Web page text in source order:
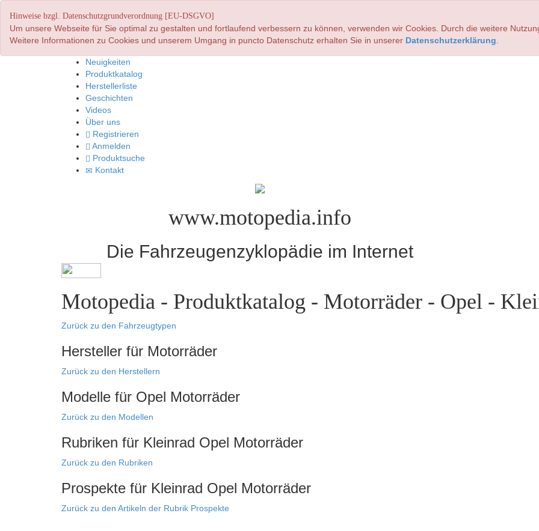
Hinweise bzgl. Datenschutzgrundverordnung [EU-DSGVO]
Um unsere Webseite für Sie optimal zu gestalten und fortlaufend verbessern zu können, verwenden wir Cookies. Durch die weitere
Weitere Informationen zu Cookies und unserem Umgang in puncto Datenschutz erhalten Sie in unserer Datenschutzerklärung
Neuigkeiten
Produktkatalog
Herstellerliste
Geschichten
Videos
Über uns
Registrieren
Anmelden
Produktsuche
Kontakt
www.motopedia.info
Die Fahrzeugenzyklopädie im Internet
Motopedia - Produktkatalog - Motorräder - Opel -
Zurück zu den Fahrzeugtypen
Hersteller für Motorräder
Zurück zu den Herstellern
Modelle für Opel Motorräder
Zurück zu den Modellen
Rubriken für Kleinrad Opel Motorräder
Zurück zu den Rubriken
Prospekte für Kleinrad Opel Motorräder
Zurück zu den Artikeln der Rubrik Prospekte